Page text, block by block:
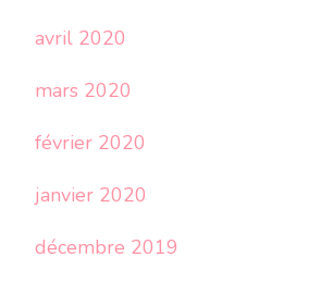
avril 2020
mars 2020
février 2020
janvier 2020
décembre 2019